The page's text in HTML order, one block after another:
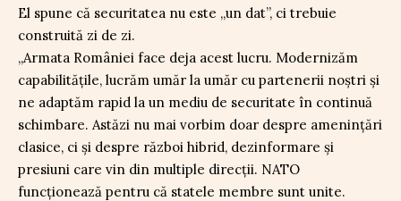
El spune că securitatea nu este „un dat”, ci trebuie
construită zi de zi.
„Armata României face deja acest lucru. Modernizăm
capabilitățile, lucrăm umăr la umăr cu partenerii noștri și
ne adaptăm rapid la un mediu de securitate în continuă
schimbare. Astăzi nu mai vorbim doar despre amenințări
clasice, ci și despre război hibrid, dezinformare și
presiuni care vin din multiple direcții. NATO
funcționează pentru că statele membre sunt unite.